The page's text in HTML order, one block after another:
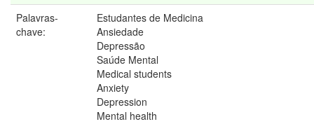
Palavras-
chave:
Estudantes de Medicina
Ansiedade
Depressão
Saúde Mental
Medical students
Anxiety
Depression
Mental health